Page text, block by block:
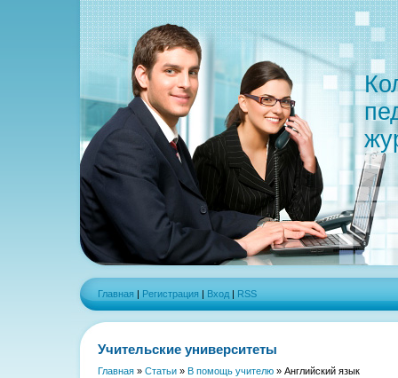
Главная | Регистрация | Вход | RSS
Учительские университеты
Главная » Статьи » В помощь учителю » Английский язык